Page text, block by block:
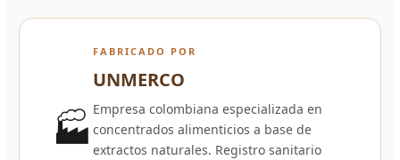
🏭
FABRICADO POR
UNMERCO
Empresa colombiana especializada en
concentrados alimenticios a base de
extractos naturales. Registro sanitario